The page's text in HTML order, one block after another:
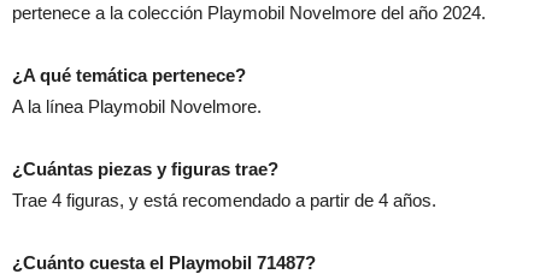
pertenece a la colección Playmobil Novelmore del año 2024.
¿A qué temática pertenece?
A la línea Playmobil Novelmore.
¿Cuántas piezas y figuras trae?
Trae 4 figuras, y está recomendado a partir de 4 años.
¿Cuánto cuesta el Playmobil 71487?